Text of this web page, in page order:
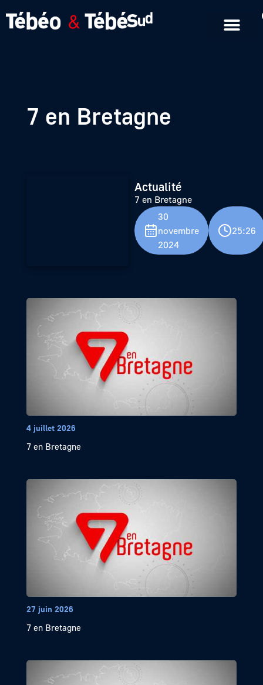
7 en Bretagne
Actualité
7 en Bretagne
30
novembre
2024
25:26
4 juillet 2026
7 en Bretagne
27 juin 2026
7 en Bretagne